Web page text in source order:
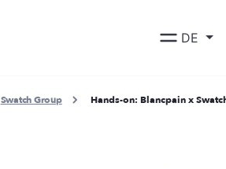
DE
Swatch Group Hands-on: Blancpain x